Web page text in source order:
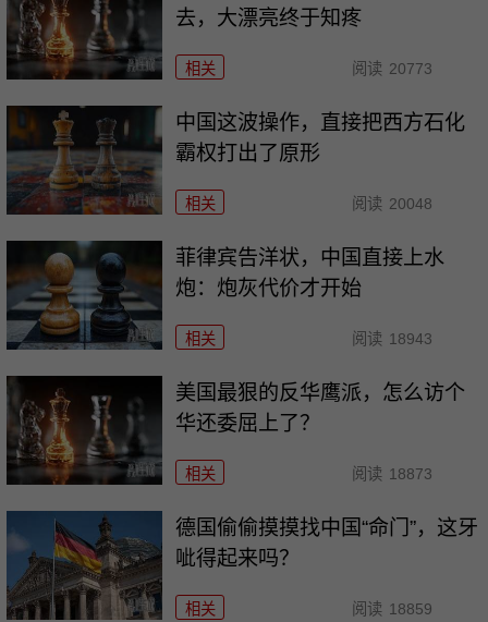
去，大漂亮终于知疼
相关 阅读 20773
中国这波操作，直接把西方石化
霸权打出了原形
相关 阅读 20048
菲律宾告洋状，中国直接上水
炮：炮灰代价才开始
相关 阅读 18943
美国最狠的反华鹰派，怎么访个
华还委屈上了？
相关 阅读 18873
德国偷偷摸摸找中国“命门”，这牙
呲得起来吗？
相关 阅读 18859